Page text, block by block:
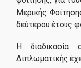
Μερικής
δεύτερου έτους
Η διαδικασία
Διπλωματικής